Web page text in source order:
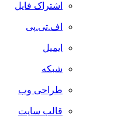
اشتراک فایل
اف.تی.پی
ایمیل
شبکه
طراحی وب
قالب سایت